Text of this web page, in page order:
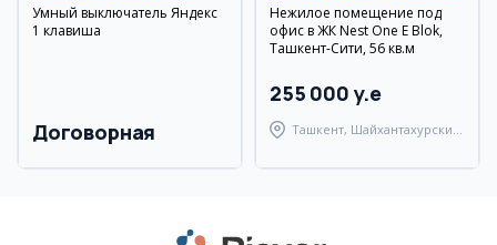
Умный выключатель Яндекс
1 клавиша
Договорная
Нежилое помещение под
офис в ЖК Nest One E Blok,
Ташкент-Сити, 56 кв.м
255 000 y.e
Ташкент, Шайхантахурский